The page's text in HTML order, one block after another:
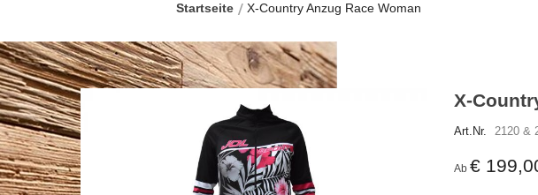
Startseite X-Country Anzug Race Woman
X-
Art.Nr. 2120 &
Ab €
Zum
Ende
der
Bildgalerie
springen